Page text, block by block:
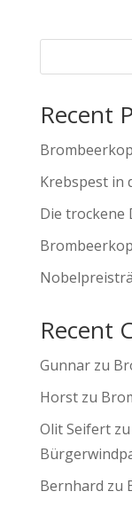
Recent
Krebspest in
Die trockene
Recent
Gunnarzu
Horstzu
Olit Seifertzu
Bernhard zu